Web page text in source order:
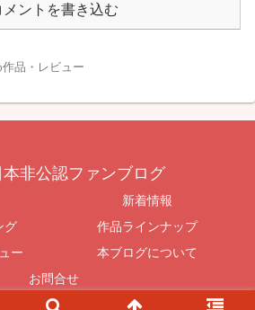
メントを書き込む
品・レビュー
非公認ファンブログ
新着情報
グ
作品ラインナップ
ー
本ブログについて
お問合せ